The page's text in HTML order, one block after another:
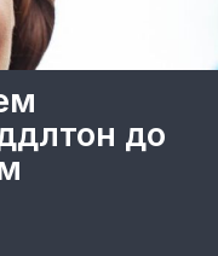
до